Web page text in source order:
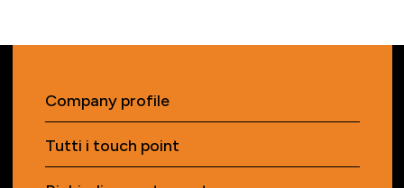
Company profile
Tutti i touch point